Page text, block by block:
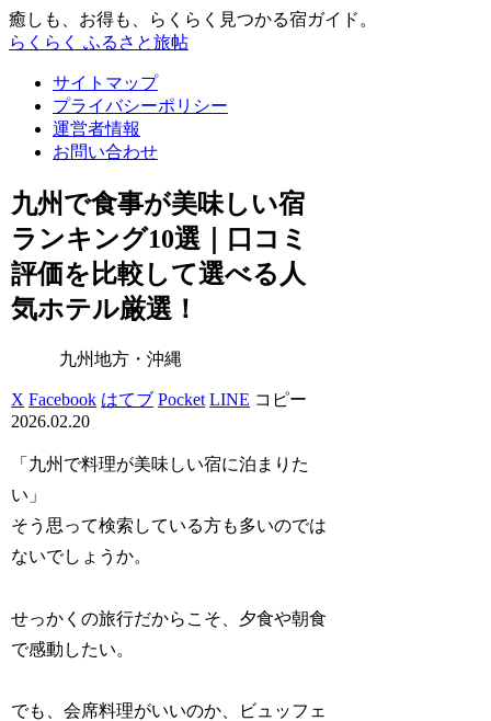
癒しも、お得も、らくらく見つかる宿ガイド。
らくらく ふるさと旅帖
サイトマップ
プライバシーポリシー
運営者情報
お問い合わせ
九州で食事が美味しい宿
ランキング10選｜口コミ
評価を比較して選べる人
気ホテル厳選！
九州地方・沖縄
X Facebook はてブ Pocket LINE コピー
2026.02.20
「九州で料理が美味しい宿に泊まりた
い」
そう思って検索している方も多いのでは
ないでしょうか。
せっかくの旅行だからこそ、夕食や朝食
で感動したい。
でも、会席料理がいいのか、ビュッフェ